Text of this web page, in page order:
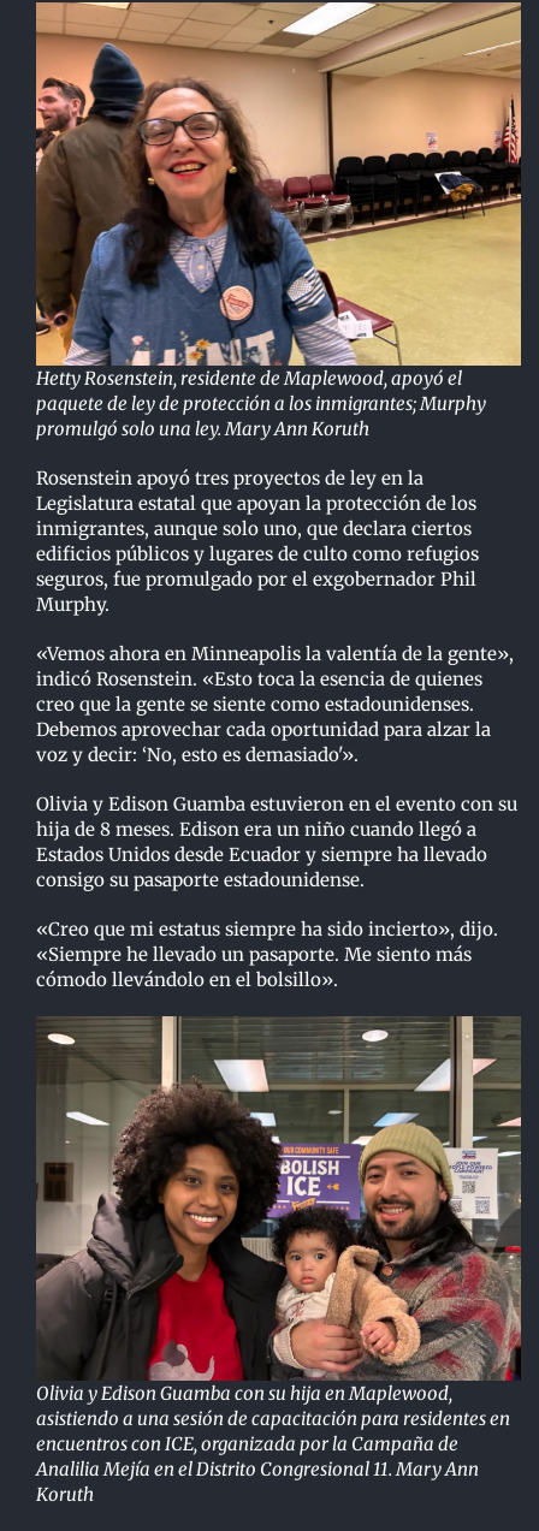
Hetty Rosenstein, residente de Maplewood, apoyó el
paquete de ley de protección a los inmigrantes; Murphy
promulgó solo una ley. Mary Ann Koruth
Rosenstein apoyó tres proyectos de ley en la
Legislatura estatal que apoyan la protección de los
inmigrantes, aunque solo uno, que declara ciertos
edificios públicos y lugares de culto como refugios
seguros, fue promulgado por el exgobernador Phil
Murphy.
«Vemos ahora en Minneapolis la valentía de la gente»,
indicó Rosenstein. «Esto toca la esencia de quienes
creo que la gente se siente como estadounidenses.
Debemos aprovechar cada oportunidad para alzar la
voz y decir: ‘No, esto es demasiado'».
Olivia y Edison Guamba estuvieron en el evento con su
hija de 8 meses. Edison era un niño cuando llegó a
Estados Unidos desde Ecuador y siempre ha llevado
consigo su pasaporte estadounidense.
«Creo que mi estatus siempre ha sido incierto», dijo.
«Siempre he llevado un pasaporte. Me siento más
cómodo llevándolo en el bolsillo».
Olivia y Edison Guamba con su hija en Maplewood,
asistiendo a una sesión de capacitación para residentes en
encuentros con ICE, organizada por la Campaña de
Analilia Mejía en el Distrito Congresional 11. Mary Ann
Koruth